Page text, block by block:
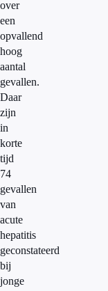
over
een
opvallend
hoog
aantal
gevallen.
Daar
zijn
in
korte
tijd
74
gevallen
van
acute
hepatitis
geconstateerd
bij
jonge